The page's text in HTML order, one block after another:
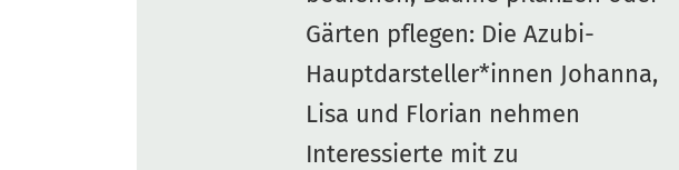
Gärten pflegen: Die Azubi-
Hauptdarsteller*innen Johanna,
Lisa und Florian nehmen
Interessierte mit zu